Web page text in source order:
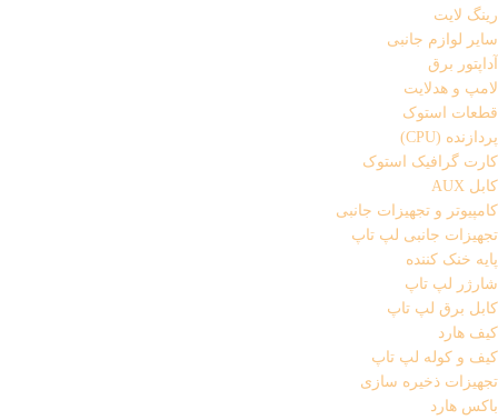
رینگ لایت
سایر لوازم جانبی
آداپتور برق
لامپ و هدلایت
قطعات استوک
پردازنده (CPU)
کارت گرافیک استوک
کابل AUX
کامپیوتر و تجهیزات جانبی
تجهیزات جانبی لپ تاپ
پایه خنک کننده
شارژر لپ تاپ
کابل برق لپ تاپ
کیف هارد
کیف و کوله لپ تاپ
تجهیزات ذخیره سازی
باکس هارد